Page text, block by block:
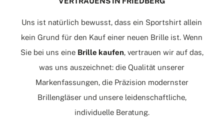
Uns ist natürlich bewusst, dass ein Sportshirt allein
kein Grund für den Kauf einer neuen Brille ist. Wenn
Sie bei uns eine Brille kaufen, vertrauen wir auf das,
was uns auszeichnet: die Qualität unserer
Markenfassungen, die Präzision modernster
Brillengläser und unsere leidenschaftliche,
individuelle Beratung.